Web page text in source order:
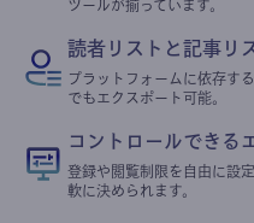
ツールが揃っています。
読者リストと記事リ
プラットフォームに依存す
でもエクスポート可能。
コントロールできる
登録や閲覧制限を自由に設
軟に決められます。